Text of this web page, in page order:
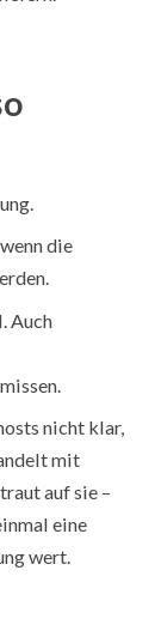
die
Auch
nicht klar,
mit
auf sie –
eine
wert.